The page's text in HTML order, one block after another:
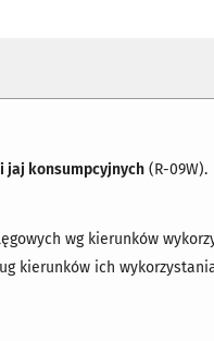
jaj konsumpcyjnych (R-09W).
wg kierunków
kierunków ich